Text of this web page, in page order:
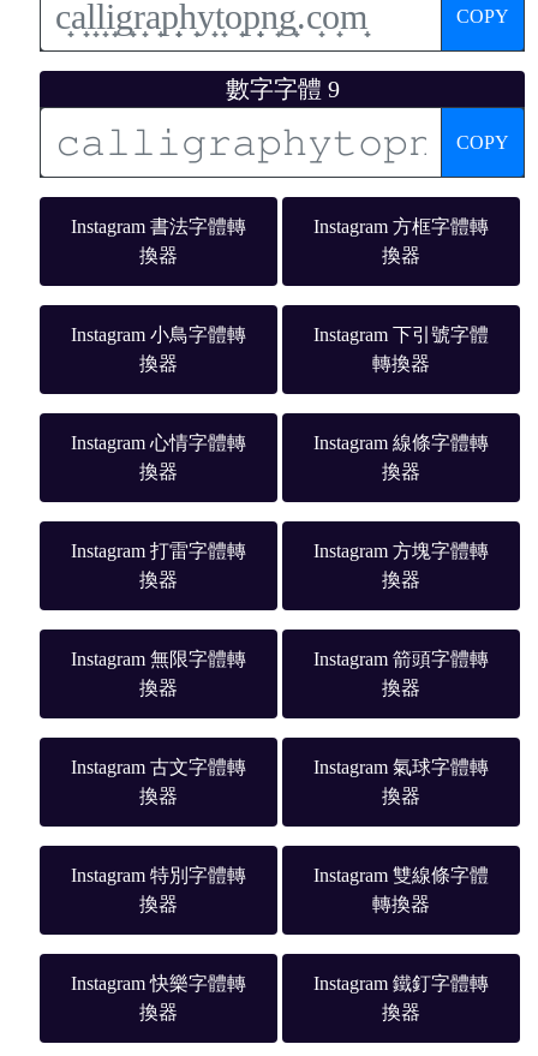
COPY
數字字體 9
COPY
Instagram 書法字體轉
換器
Instagram 方框字體轉
換器
Instagram 小鳥字體轉
換器
Instagram 下引號字體
轉換器
Instagram 心情字體轉
換器
Instagram 線條字體轉
換器
Instagram 打雷字體轉
換器
Instagram 方塊字體轉
換器
Instagram 無限字體轉
換器
Instagram 箭頭字體轉
換器
Instagram 古文字體轉
換器
Instagram 氣球字體轉
換器
Instagram 特別字體轉
換器
Instagram 雙線條字體
轉換器
Instagram 快樂字體轉
換器
Instagram 鐵釘字體轉
換器